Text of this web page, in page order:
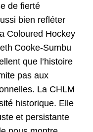
de fierté
bien refléter
Coloured Hockey
Cooke-Sumbu
que l’histoire
pas aux
La CHLM
historique. Elle
et persistante